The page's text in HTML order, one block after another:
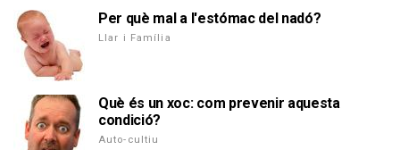
Per què mal a l'estómac del nadó?
Llar i Família
Què és un xoc: com prevenir aquesta
condició?
Auto-cultiu